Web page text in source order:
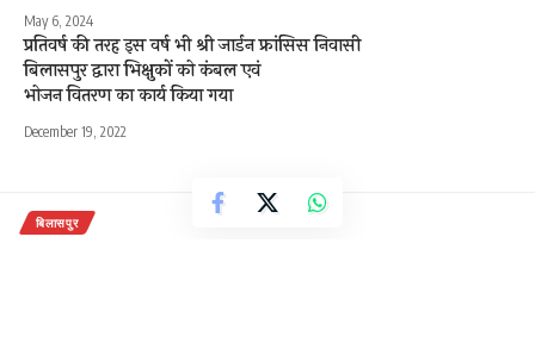
May 6, 2024
प्रतिवर्ष की तरह इस वर्ष भी श्री जार्डन फ्रांसिस निवासी
बिलासपुर द्वारा भिक्षुकों को कंबल एवं
भोजन वितरण का कार्य किया गया
December 19, 2022
बिलासपुर